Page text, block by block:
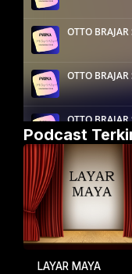
Podcast
LAYAR MAYA